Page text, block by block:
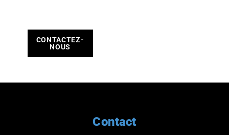
CONTACTEZ-
NOUS
Contact